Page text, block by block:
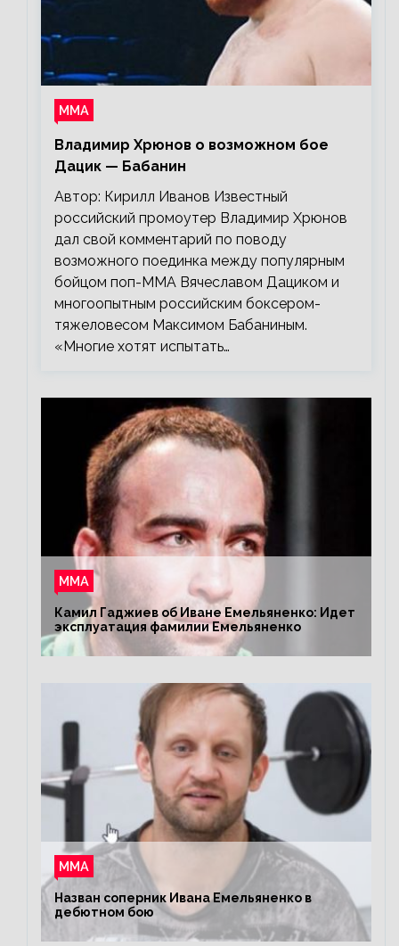
ММА
Владимир Хрюнов о возможном бое
Дацик — Бабанин
Автор: Кирилл Иванов Известный
российский промоутер Владимир Хрюнов
дал свой комментарий по поводу
возможного поединка между популярным
бойцом поп-ММА Вячеславом Дациком и
многоопытным российским боксером-
тяжеловесом Максимом Бабаниным.
«Многие хотят испытать…
ММА
Камил Гаджиев об Иване Емельяненко: Идет
эксплуатация фамилии Емельяненко
ММА
Назван соперник Ивана Емельяненко в
дебютном бою